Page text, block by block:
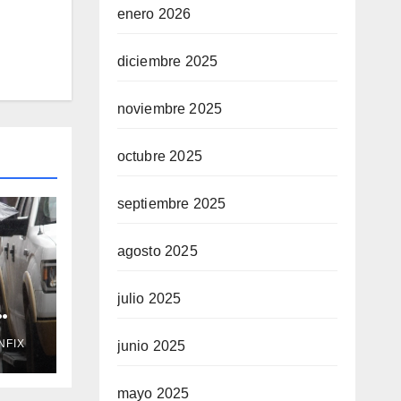
7
enero 2026
diciembre 2025
noviembre 2025
octubre 2025
septiembre 2025
agosto 2025
julio 2025
junio 2025
mayo 2025